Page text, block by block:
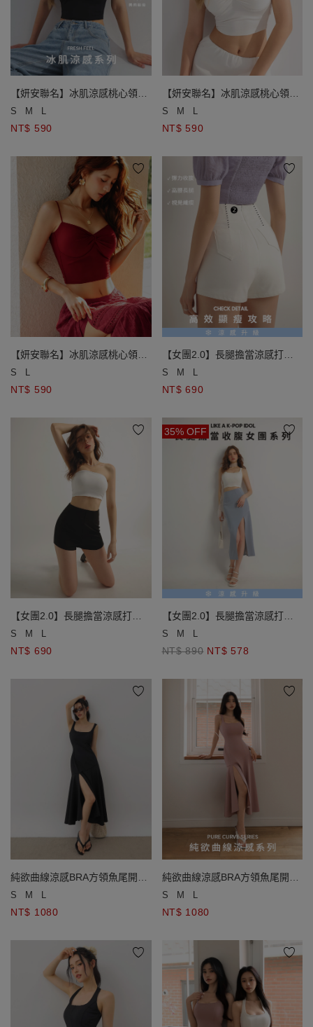
【妍安聯名】冰肌涼感桃心領扭
結細肩帶短版BRA TOP
S M L
NT$ 590
【妍安聯名】冰肌涼感桃心領扭
結細肩帶短版BRA TOP
S M L
NT$ 590
【妍安聯名】冰肌涼感桃心領扭
結細肩帶短版BRA TOP
S L
NT$ 590
【女團2.0】長腿擔當涼感打褶
收腹女團短褲
S M L
NT$ 690
【女團2.0】長腿擔當涼感打褶
收腹女團短褲
S M L
NT$ 690
35% OFF
【女團2.0】長腿擔當涼感打褶
收腹女團開衩長裙
S M L
NT$ 890 NT$ 578
純欲曲線涼感BRA方領魚尾開衩
長洋裝
S M L
NT$ 1080
純欲曲線涼感BRA方領魚尾開衩
長洋裝
S M L
NT$ 1080